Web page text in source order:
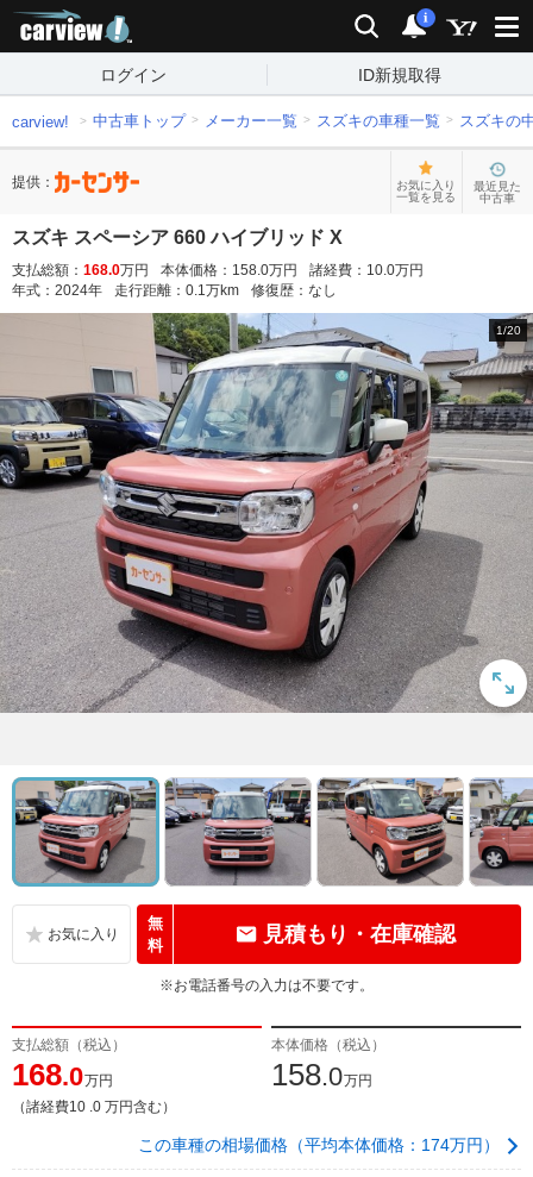
検索 通知
i
ログイン ID新規取得
carview! 中古車トップ メーカー一覧 スズキの車種一覧 スズキの
提供：
お気に入り
一覧を見る
最近見た
中古車
スズキ スペーシア 660 ハイブリッド X
支払総額： 168.0万円 本体価格： 158.0万円 諸経費： 10.0万円
年式： 2024年 走行距離： 0.1万km 修復歴： なし
1/20
無
料
見積もり・在庫確認
※お電話番号の入力は不要です。
支払総額（税込）
168.0万円
（諸経費10 .0 万円含む）
本体価格（税込）
158.0万円
この車種の相場価格（平均本体価格：174万円）